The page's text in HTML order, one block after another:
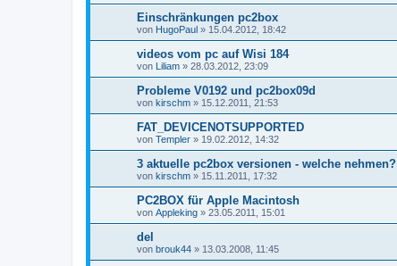
Einschränkungen pc2box
von HugoPaul » 15.04.2012, 18:42
videos vom pc auf Wisi 184
von Liliam » 28.03.2012, 23:09
Probleme V0192 und pc2box09d
von kirschm » 15.12.2011, 21:53
FAT_DEVICENOTSUPPORTED
von Templer » 19.02.2012, 14:32
3 aktuelle pc2box versionen - welche nehmen?
von kirschm » 15.11.2011, 17:32
PC2BOX für Apple Macintosh
von Appleking » 23.05.2011, 15:01
del
von brouk44 » 13.03.2008, 11:45